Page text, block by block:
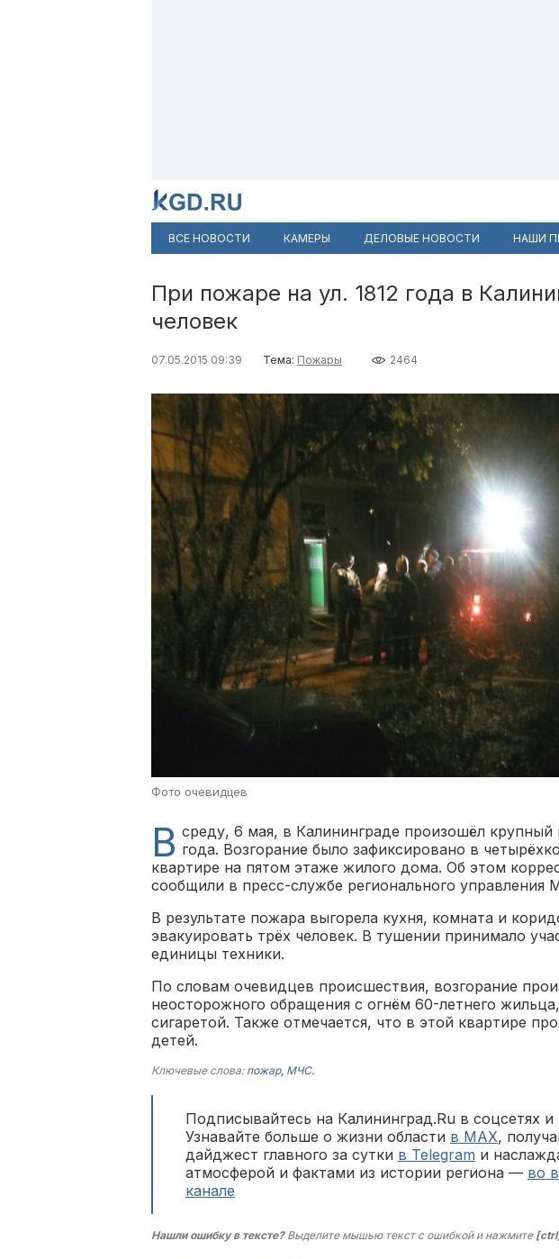
ВСЕ НОВОСТИ КАМЕРЫ ДЕЛОВЫЕ НОВОСТИ НАШИ
При пожаре на ул. 1812 года в
человек
07.05.2015 09:39 Тема: Пожары 2464
Фото очевидцев
В среду, 6 мая, в Калининграде произошёл крупный
года. Возгорание было зафиксировано в
квартире на пятом этаже жилого дома. Об этом
сообщили в пресс-службе регионального управления
В результате пожара выгорела кухня, комната и
эвакуировать трёх человек. В тушении принимало
единицы техники.
По словам очевидцев происшествия, возгорание
неосторожного обращения с огнём 60-летнего
сигаретой. Также отмечается, что в этой квартире
детей.
Ключевые слова: пожар, МЧС.
Подписывайтесь на Калининград.Ru в соцсетях
Узнавайте больше о жизни области в MAX,
дайджест главного за сутки в Telegram и
атмосферой и фактами из истории региона — во
канале
Нашли ошибку в тексте?Выделите мышью текст с ошибкой и нажмите